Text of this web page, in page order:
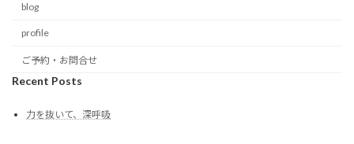
blog
profile
ご予約・お問合せ
Recent Posts
力を抜いて、深呼吸